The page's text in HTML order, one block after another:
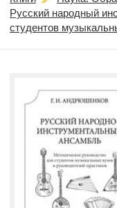
Русский народный
студентов